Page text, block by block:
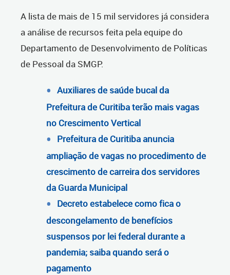
A lista de mais de 15 mil servidores já considera
a análise de recursos feita pela equipe do
Departamento de Desenvolvimento de Políticas
de Pessoal da SMGP.
Auxiliares de saúde bucal da
Prefeitura de Curitiba terão mais vagas
no Crescimento Vertical
Prefeitura de Curitiba anuncia
ampliação de vagas no procedimento de
crescimento de carreira dos servidores
da Guarda Municipal
Decreto estabelece como fica o
descongelamento de benefícios
suspensos por lei federal durante a
pandemia; saiba quando será o
pagamento